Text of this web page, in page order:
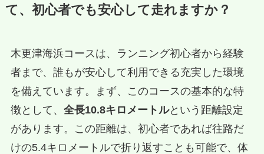
て、初心者でも安心して走れますか？
木更津海浜コースは、ランニング初心者から経験
者まで、誰もが安心して利用できる充実した環境
を備えています。まず、このコースの基本的な特
徴として、 全長10.8キロメートルという距離設定
があります。この距離は、初心者であれば往路だ
けの5.4キロメートルで折り返すことも可能で、体